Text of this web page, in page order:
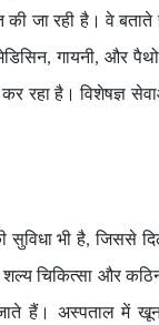
की जा रही है।वे
गायनी, और
कर रहा है। विशेषज्ञ
सुविधा भी है, जिससे
चिकित्सा और
हैं। अस्पताल में खून